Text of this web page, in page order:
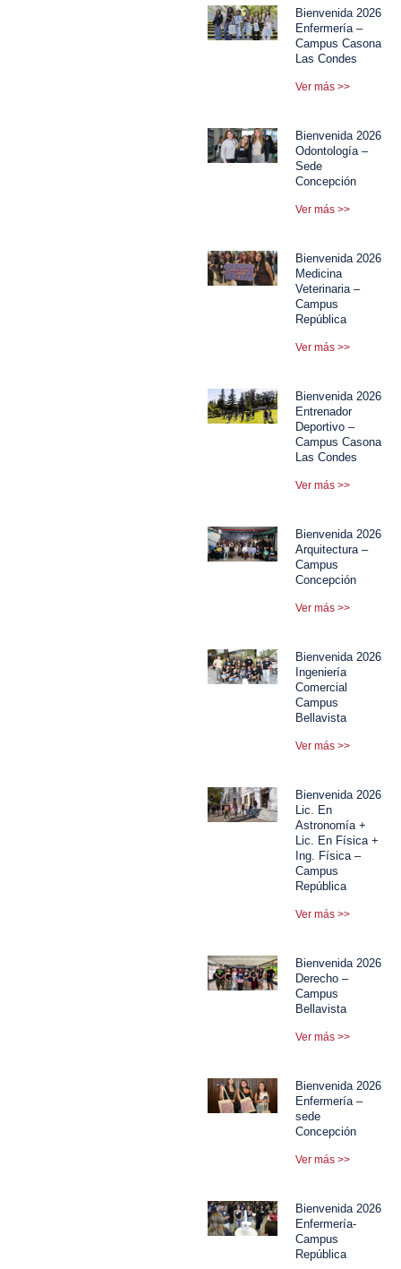
Bienvenida 2026
Enfermería –
Campus Casona
Las Condes
Ver más >>
Bienvenida 2026
Odontología –
Sede
Concepción
Ver más >>
Bienvenida 2026
Medicina
Veterinaria –
Campus
República
Ver más >>
Bienvenida 2026
Entrenador
Deportivo –
Campus Casona
Las Condes
Ver más >>
Bienvenida 2026
Arquitectura –
Campus
Concepción
Ver más >>
Bienvenida 2026
Ingeniería
Comercial
Campus
Bellavista
Ver más >>
Bienvenida 2026
Lic. En
Astronomía +
Lic. En Física +
Ing. Física –
Campus
República
Ver más >>
Bienvenida 2026
Derecho –
Campus
Bellavista
Ver más >>
Bienvenida 2026
Enfermería –
sede
Concepción
Ver más >>
Bienvenida 2026
Enfermería-
Campus
República